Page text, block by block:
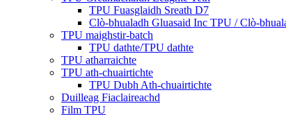
TPU Fuasglaidh Sreath D7
Clò-bhualadh Gluasaid Inc TPU / Clò-
TPU maighstir-batch
TPU dathte/TPU dathte
TPU atharraichte
TPU ath-chuairtichte
TPU Dubh Ath-chuairtichte
Duilleag Fiaclaireachd
Film TPU